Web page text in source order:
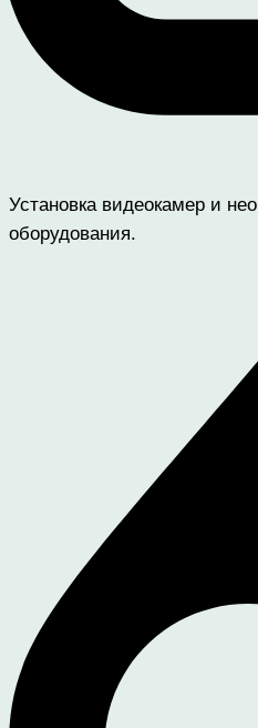
Установка видеокамер и
оборудования.